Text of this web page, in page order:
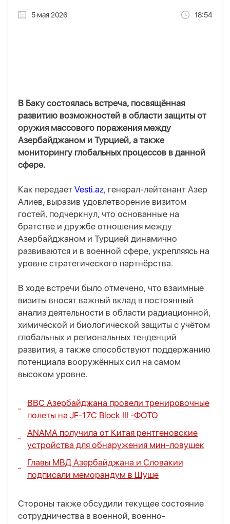
5 мая 2026 18:54
В Баку состоялась встреча, посвящённая
развитию возможностей в области защиты от
оружия массового поражения между
Азербайджаном и Турцией, а также
мониторингу глобальных процессов в данной
сфере.
Как передает Vesti.az, генерал-лейтенант Азер
Алиев, выразив удовлетворение визитом
гостей, подчеркнул, что основанные на
братстве и дружбе отношения между
Азербайджаном и Турцией динамично
развиваются и в военной сфере, укрепляясь на
уровне стратегического партнёрства.
В ходе встречи было отмечено, что взаимные
визиты вносят важный вклад в постоянный
анализ деятельности в области радиационной,
химической и биологической защиты с учётом
глобальных и региональных тенденций
развития, а также способствуют поддержанию
потенциала вооружённых сил на самом
высоком уровне.
ВВС Азербайджана провели тренировочные
полеты на JF-17C Block III -ФОТО
ANAMA получила от Китая рентгеновские
устройства для обнаружения мин-ловушек
Главы МВД Азербайджана и Словакии
подписали меморандум в Шуше
Стороны также обсудили текущее состояние
сотрудничества в военной, военно-